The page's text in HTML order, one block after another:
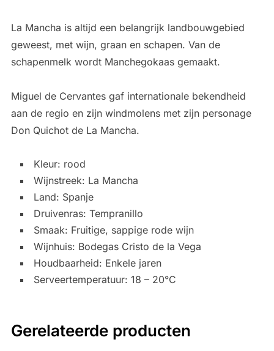
La Mancha is altijd een belangrijk landbouwgebied
geweest, met wijn, graan en schapen. Van de
schapenmelk wordt Manchegokaas gemaakt.
Miguel de Cervantes gaf internationale bekendheid
aan de regio en zijn windmolens met zijn personage
Don Quichot de La Mancha.
Kleur: rood
Wijnstreek: La Mancha
Land: Spanje
Druivenras: Tempranillo
Smaak: Fruitige, sappige rode wijn
Wijnhuis: Bodegas Cristo de la Vega
Houdbaarheid: Enkele jaren
Serveertemperatuur: 18 – 20°C
Gerelateerde producten